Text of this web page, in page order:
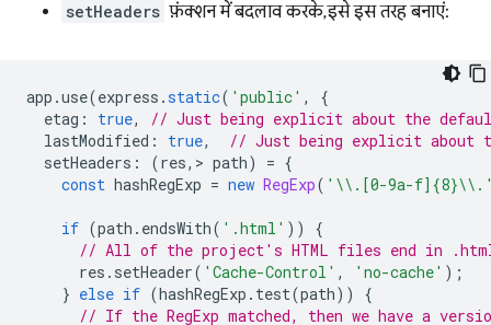
setHeaders फ़ंक्शन में बदलाव करके, इसे इस तरह बनाएं:
app .use(express .static( 'public' ,
{
etag : true,
// Just being explicit about the
lastModified : true,
// Just being explicit about
setHeaders : (res, > path) = {
const hashRegExp = new RegExp( '\\.[0-9a-
if (path . endsWith( '.html' ))
{
// All of the project's HTML files end in
res . setHeader( 'Cache-Control' , 'no-cache' );
} else if (hashRegExp . test(path))
{
// If the RegExp matched, then we have a